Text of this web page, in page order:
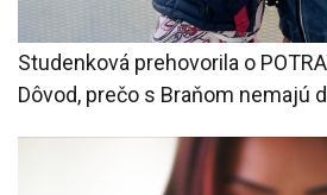
Studenková prehovorila o
Dôvod, prečo s Braňom nemajú